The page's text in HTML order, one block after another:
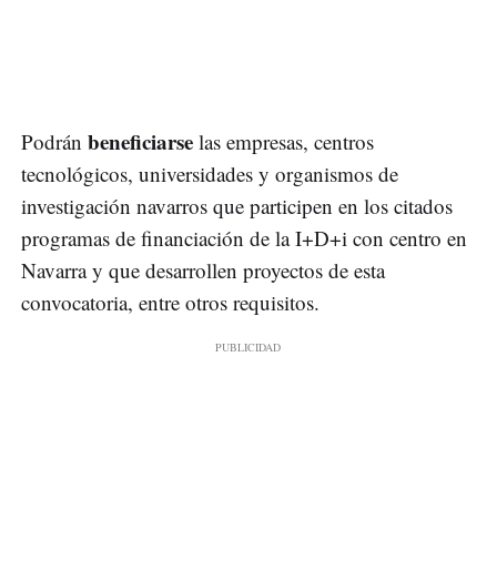
Podrán beneficiarse las empresas, centros
tecnológicos, universidades y organismos de
investigación navarros que participen en los citados
programas de financiación de la I+D+i con centro en
Navarra y que desarrollen proyectos de esta
convocatoria, entre otros requisitos.